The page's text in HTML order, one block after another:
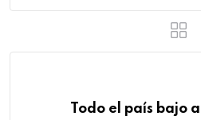
Todo el país bajo